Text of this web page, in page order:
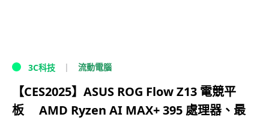
3C科技 流動電腦
【CES2025】ASUS ROG Flow Z13 電競平
板 AMD Ryzen AI MAX+ 395 處理器、最